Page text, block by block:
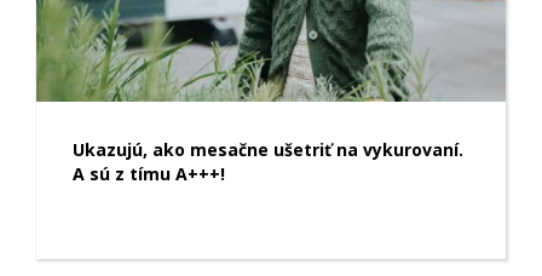
Ukazujú, ako mesačne ušetriť na vykurovaní.
A sú z tímu A+++!